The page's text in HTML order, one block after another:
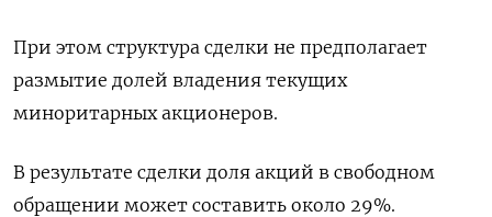
При этом структура сделки не предполагает
размытие долей владения текущих
миноритарных акционеров.
В результате сделки доля акций в свободном
обращении может составить около 29%.